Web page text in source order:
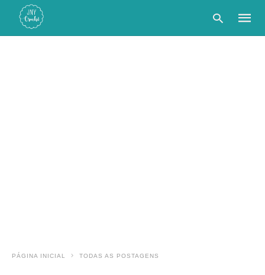
PÁGINA INICIAL TODAS AS POSTAGENS